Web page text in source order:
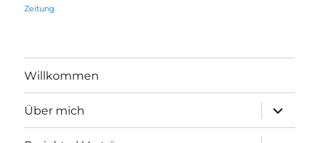
Zeitung
Willkommen
Über mich
öffnen